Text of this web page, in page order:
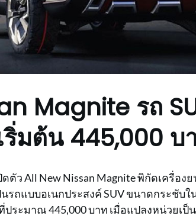
Magnite รถ
ริ่มต้น 445,000 บ
ว All New Nissan Magnite พิกัดเครื่องย
รถแบบอเนกประสงค์ SUV ขนาดกระชับใ
ระมาณ 445,000 บาท เมื่อแปลงหน่วยเป็